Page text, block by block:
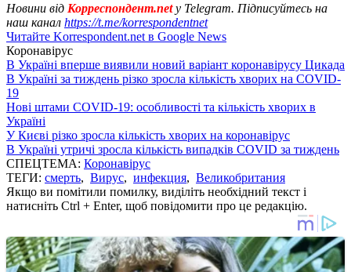
Новини від Корреспондент.netу Telegram. Підписуйтесь на
наш канал https://t.me/korrespondentnet
Читайте Korrespondent.net в Google News
Коронавірус
В Україні вперше виявили новий варіант коронавірусу Цикада
В Україні за тиждень різко зросла кількість хворих на COVID-
19
Нові штами COVID-19: особливості та кількість хворих в
Україні
У Києві різко зросла кількість хворих на коронавірус
В Україні утричі зросла кількість випадків COVID за тиждень
СПЕЦТЕМА: Коронавірус
ТЕГИ: смерть, Вирус, инфекция, Великобритания
Якщо ви помітили помилку, виділіть необхідний текст і
натисніть Ctrl + Enter, щоб повідомити про це редакцію.